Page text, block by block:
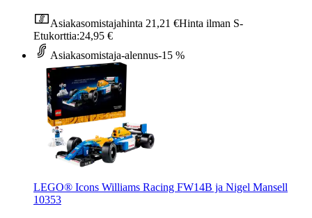
Asiakasomistajahinta 21,21 €Hinta ilman S-
Etukorttia:24,95 €
Asiakasomistaja-alennus-15 %
LEGO® Icons Williams Racing FW14B ja Nigel Mansell
10353